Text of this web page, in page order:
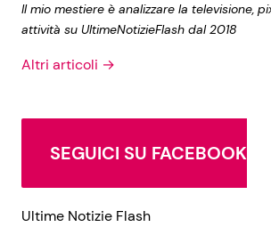
Il mio mestiere è analizzare la televisione,
attività su UltimeNotizieFlash dal 2018
Altri articoli →
SEGUICI SU FACEBOOK
Ultime Notizie Flash